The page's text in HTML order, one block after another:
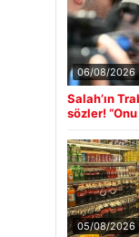
06/08/2026
Salah’ın
sözler!
05/08/2026